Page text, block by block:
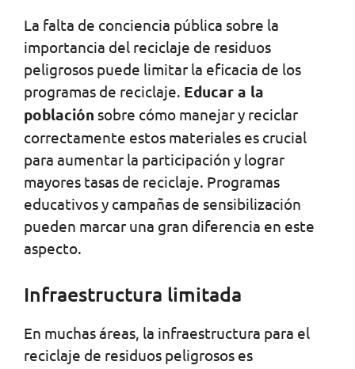
La falta de conciencia pública sobre la
importancia del reciclaje de residuos
peligrosos puede limitar la eficacia de los
programas de reciclaje. Educar a la
población sobre cómo manejar y reciclar
correctamente estos materiales es crucial
para aumentar la participación y lograr
mayores tasas de reciclaje. Programas
educativos y campañas de sensibilización
pueden marcar una gran diferencia en este
aspecto.
Infraestructura limitada
En muchas áreas, la infraestructura para el
reciclaje de residuos peligrosos es